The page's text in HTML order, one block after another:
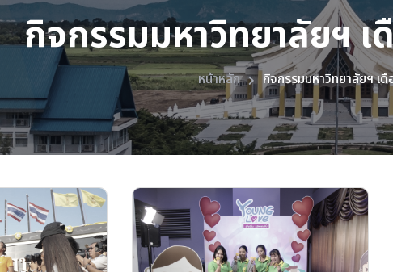
กิจกรรมมหาวิทยาลัยฯ
หน้าหลัก กิจกรรมมหาวิทยาลัยฯ เ